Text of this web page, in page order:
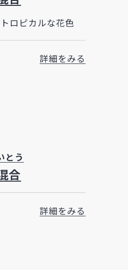
ロピカルな花色
詳細をみる
う
合
詳細をみる